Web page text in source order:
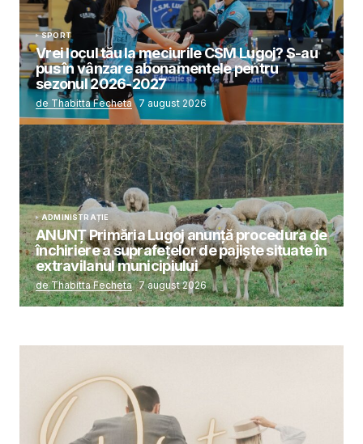
SPORT
Vrei locul tău la meciurile CSM Lugoj? S-au
pus în vânzare abonamentele pentru
sezonul 2026-2027
de Thabitta Fecheta 7 august 2026
ADMINISTRAȚIE
ANUNȚ Primăria Lugoj anunță procedura de
închiriere a suprafețelor de pajiște situate în
extravilanul municipiului
de Thabitta Fecheta 7 august 2026